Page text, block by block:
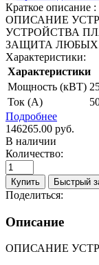
Краткое описание :
ОПИСАНИЕ
УСТРОЙСТВА
ЗАЩИТА
Характеристики:
Характеристики
Мощность (кВТ)
Ток (A)
Подробнее
146265.00 руб.
В наличии
Количество:
Купить Быстрый
Поделиться:
Описание
ОПИСАНИЕ